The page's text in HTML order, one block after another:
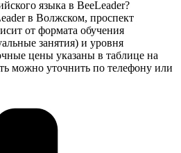
языка в BeeLeader?
в Волжском, проспект
от формата обучения
занятия) и уровня
цены указаны в таблице на
можно уточнить по телефону или